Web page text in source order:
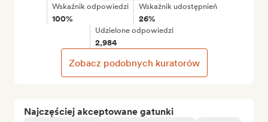
Najczęściej akceptowane gatunki
Wskaźnik odpowiedzi
100%
Wskaźnik udostępnień
26%
Udzielone odpowiedzi
2,984
Zobacz podobnych kuratorów